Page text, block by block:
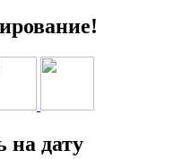
на дату